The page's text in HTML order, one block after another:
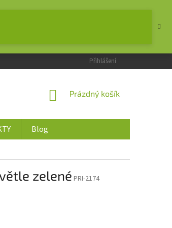
Přihlášení
NÁKUPNÍ
Prázdný košík
Blog
zelené PRI-2174